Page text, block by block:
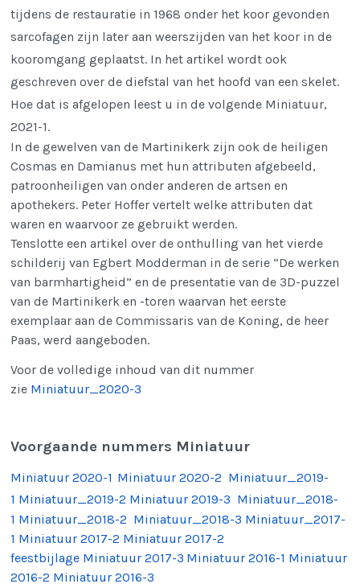
tijdens de restauratie in 1968 onder het koor gevonden
sarcofagen zijn later aan weerszijden van het koor in de
kooromgang geplaatst. In het artikel wordt ook
geschreven over de diefstal van het hoofd van een skelet.
Hoe dat is afgelopen leest u in de volgende Miniatuur,
2021-1.
In de gewelven van de Martinikerk zijn ook de heiligen
Cosmas en Damianus met hun attributen afgebeeld,
patroonheiligen van onder anderen de artsen en
apothekers. Peter Hoffer vertelt welke attributen dat
waren en waarvoor ze gebruikt werden.
Tenslotte een artikel over de onthulling van het vierde
schilderij van Egbert Modderman in de serie “De werken
van barmhartigheid” en de presentatie van de 3D-puzzel
van de Martinikerk en -toren waarvan het eerste
exemplaar aan de Commissaris van de Koning, de heer
Paas, werd aangeboden.
Voor de volledige inhoud van dit nummer
zie Miniatuur_2020-3
Voorgaande nummers Miniatuur
Miniatuur 2020-1 Miniatuur 2020-2 Miniatuur_2019-
1 Miniatuur_2019-2 Miniatuur 2019-3 Miniatuur_2018-
1 Miniatuur_2018-2 Miniatuur_2018-3 Miniatuur_2017-
1 Miniatuur 2017-2 Miniatuur 2017-2
feestbijlage Miniatuur 2017-3 Miniatuur 2016-1 Miniatuur
2016-2 Miniatuur 2016-3